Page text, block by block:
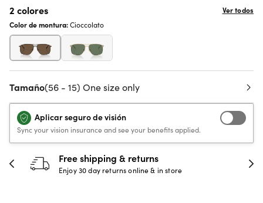
2 colores
Ver todos
Color de montura:Cioccolato
Tamaño(56 - 15) One size only
Aplicar seguro de visión
Sync your vision insurance and see your benefits applied.
30-day happiness guarantee
Full refund or replacement within 30 days